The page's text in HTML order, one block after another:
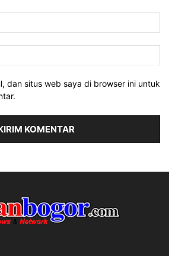
dan situs web saya di browser ini untuk